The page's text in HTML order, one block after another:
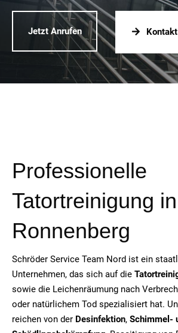
Jetzt Anrufen Kontakt
Professionelle
Tatortreinigung in
Ronnenberg
Schröder Service Team Nord ist ein
Unternehmen, das sich auf die
sowie die Leichenräumung nach
oder natürlichem Tod spezialisiert hat.
reichen von der Desinfektion, Schimmel-